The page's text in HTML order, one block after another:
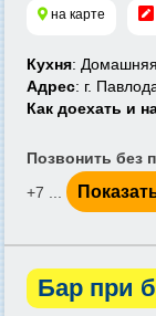
на карте
Кухня: Домашняя
Адрес: г.
Как доехать и
Позвонить без
+7 ...
Бар при